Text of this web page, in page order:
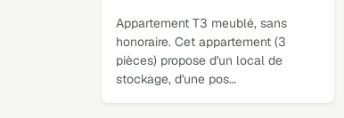
Appartement T3 meublé, sans
honoraire. Cet appartement (3
pièces) propose d'un local de
stockage, d'une pos…